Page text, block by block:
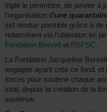
triple le périmètre, de janvier à
l’organisation d’une
est rendue possible grâce à
notamment via l’obtention en
Fondation Bervelt et l’ISFSC.
La Fondation Jacqueline
engagée ayant créé ce fond, et
forces pour soutenir chaque
total, depuis la création de la
soutenus.